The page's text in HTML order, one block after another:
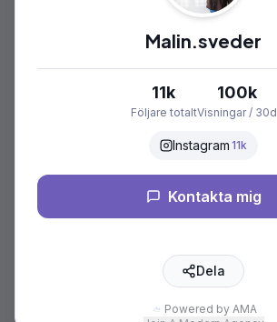
Malin.sveder
11k
Följare totalt
100k
Visningar / 30d
Instagram 11k
Kontakta mig
Dela
Powered by AMA